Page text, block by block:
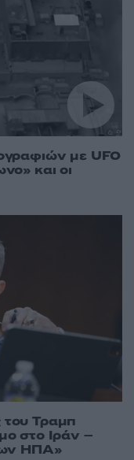
με UFO
και οι
του Τραμπ
στο Ιράν –
ΗΠΑ»